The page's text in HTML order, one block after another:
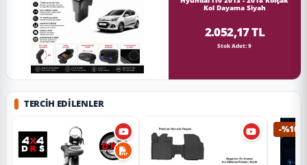
Kol Dayama Siyah
2.052,17 TL
Stok Adet: 9
TERCIH EDILENLER
-%10